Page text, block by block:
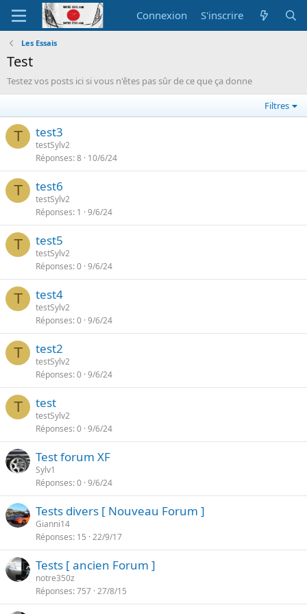
Connexion S'inscrire
Les Essais
Test
Testez vos posts ici si vous n'êtes pas sûr de ce que ça donne
Filtres
T test3
testSylv2
Réponses 8 10/6/24
T test6
testSylv2
Réponses 1 9/6/24
T test5
testSylv2
Réponses 0 9/6/24
T test4
testSylv2
Réponses 0 9/6/24
T test2
testSylv2
Réponses 0 9/6/24
T test
testSylv2
Réponses 0 9/6/24
Test forum XF
Sylv1
Réponses 0 9/6/24
Tests divers [ Nouveau Forum ]
Gianni14
Réponses 15 22/9/17
Tests [ ancien Forum ]
notre350z
Réponses 757 27/8/15